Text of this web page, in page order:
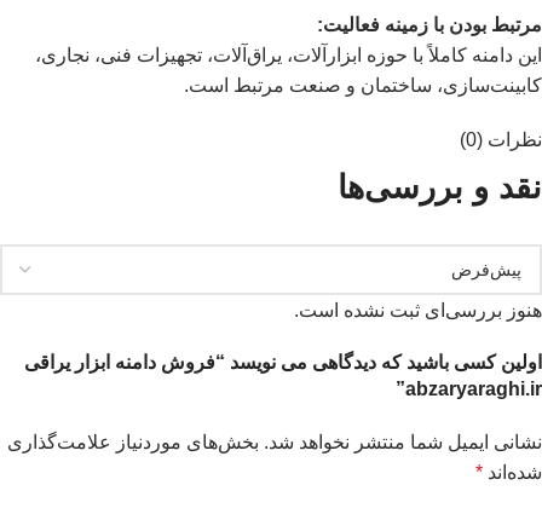
مرتبط بودن با زمینه فعالیت:
این دامنه کاملاً با حوزه ابزارآلات، یراق‌آلات، تجهیزات فنی، نجاری،
کابینت‌سازی، ساختمان و صنعت مرتبط است.
نظرات (0)
نقد و بررسی‌ها
هنوز بررسی‌ای ثبت نشده است.
اولین کسی باشید که دیدگاهی می نویسد “فروش دامنه ابزار یراقی
abzaryaraghi.ir”
نشانی ایمیل شما منتشر نخواهد شد. بخش‌های موردنیاز علامت‌گذاری
شده‌اند *